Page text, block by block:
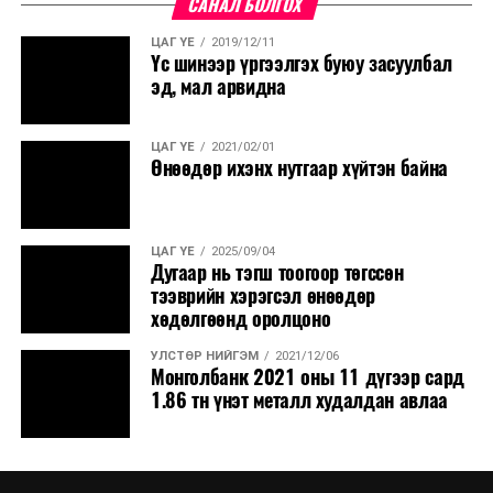
ШУА-ийн Олон улс судлалын хүрээлэнгийн эрдэм
шинжилгээний тэргүүлэх ажилтан, Орос судлалын
салбарын эрхлэгчээр ажиллаж байгаа бөгөөд улсад
38 жил ажилласан А.Даваасүрэн нь холбогдох хуульд
бүрэн хангасан байна.
танилцуулсны дараа сонсголд оролцож буй Эдийн
засгийн байнгын хорооны гишүүд асуулт асуух, мөн
нэр дэвшигчтэй холбогдуулан үг хэлэх шаардлагагүй
Ийнхүү Эдийн засгийн байнгын хорооноос зохион
Санхүүгийн зохицуулах хорооны дарга,
орон тооны бус гишүүн, Санхүүгийн зохицуулах
ЦАГ ҮЕ 2019/12/11
Үс шинээр үргээлгэх буюу засуулбал
эд, мал арвидна
ЦАГ ҮЕ 2021/02/01
Өнөөдөр ихэнх нутгаар хүйтэн байна
ЦАГ ҮЕ 2025/09/04
Дугаар нь тэгш тоогоор төгссөн
тээврийн хэрэгсэл өнөөдөр
хөдөлгөөнд оролцоно
УЛСТӨР НИЙГЭМ 2021/12/06
Монголбанк 2021 оны 11 дүгээр сард
1.86 тн үнэт металл худалдан авлаа